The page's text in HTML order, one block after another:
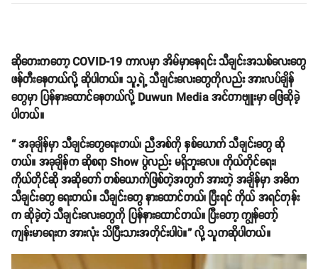
ဆိုတေးကတော့ COVID-19 ကာလမှာ အိမ်မှာနေရင်း သီချင်းအသစ်လေးတွေ
ဖန်တီးနေတယ်လို့ ဆိုပါတယ်။ သူ့ရဲ့ သီချင်းလေးတွေကိုလည်း အားလပ်ချိန်
တွေမှာ ပြန်နားထောင်နေတယ်လို့ Duwun Media အင်တာဗျူးမှာ ဖြေဆိုခဲ့
ပါတယ်။
“ အခုချိန်မှာ သီချင်းတွေရေးတယ်၊ ညီအစ်ကို နှစ်ယောက် သီချင်းတွေ ဆို
တယ်။ အခုချိန်က ဆိုစရာ Show ပွဲလည်း မရှိဘူးလေ။ ကိုယ်တိုင်ရေး၊
ကိုယ်တိုင်ဆို အဆိုတော် တစ်ယောက်ဖြစ်တဲ့အတွက် အားတဲ့ အချိန်မှာ အဓိက
သီချင်းတွေ ရေးတယ်။ သီချင်းတွေ နားထောင်တယ်၊ ပြီးရင် ကိုယ် အရင်တုန်း
က ဆိုခဲ့တဲ့ သီချင်းလေးတွေကို ပြန်နားထောင်တယ်။ ပြီးတော့ ကျွန်တော့်
ကျန်းမာရေးက အားလုံး သိပြီးသားအတိုင်းပါပဲ။” လို့ သူကဆိုပါတယ်။